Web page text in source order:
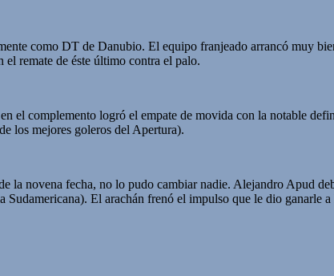
como DT de Danubio. El equipo franjeado arrancó muy
remate de éste último contra el palo.
el complemento logró el empate de movida con la notable
los mejores goleros del Apertura).
la novena fecha, no lo pudo cambiar nadie. Alejandro Apud
Sudamericana). El arachán frenó el impulso que le dio